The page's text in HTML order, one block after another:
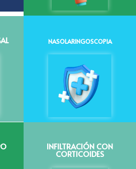
NASOLARINGOSCOPIA
INFILTRACIÓN CON
CORTICOIDES